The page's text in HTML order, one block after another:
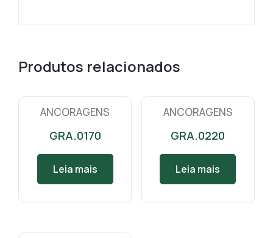
Produtos relacionados
ANCORAGENS
GRA.0170
Leia mais
ANCORAGENS
GRA.0220
Leia mais